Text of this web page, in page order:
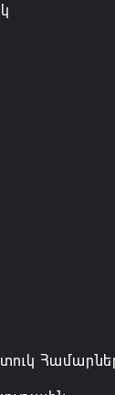
Արաբիան և